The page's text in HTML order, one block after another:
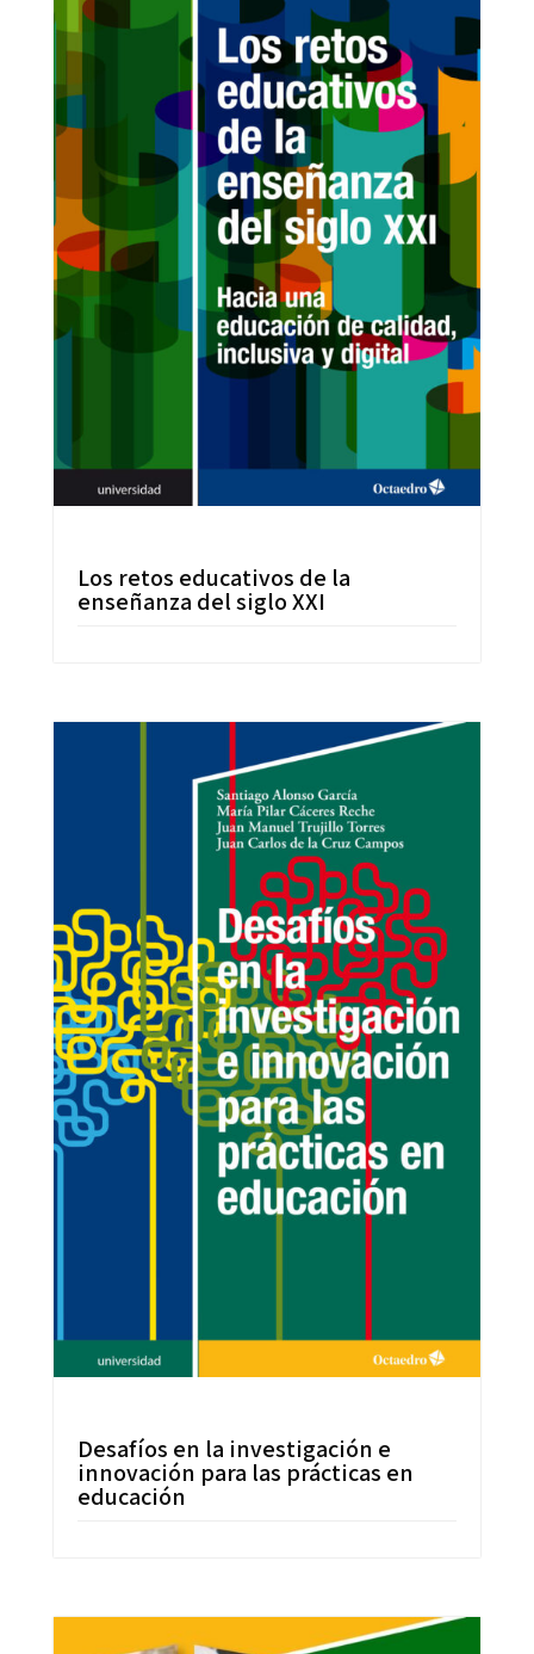
Los retos educativos de la
enseñanza del siglo XXI
Desafíos en la investigación e
innovación para las prácticas en
educación